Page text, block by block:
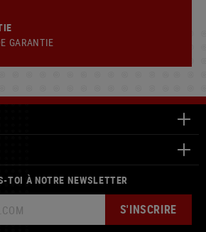
GARANTIE
TOI À NOTRE NEWSLETTER
S'INSCRIRE